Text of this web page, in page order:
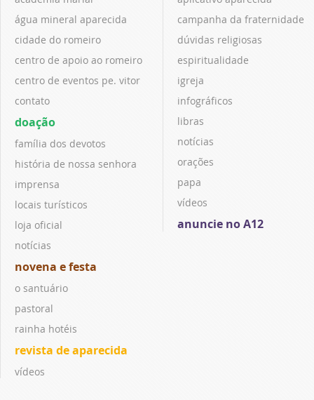
água mineral aparecida
cidade do romeiro
centro de apoio ao romeiro
centro de eventos pe. vitor
contato
doação
família dos devotos
história de nossa senhora
imprensa
locais turísticos
loja oficial
notícias
novena e festa
o santuário
pastoral
rainha hotéis
revista de aparecida
vídeos
campanha da fraternidade
dúvidas religiosas
espiritualidade
igreja
infográficos
libras
notícias
orações
papa
vídeos
anuncie no A12